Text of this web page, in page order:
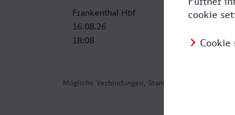
Mögliche Verbindungen, Stand: 2026-08-02 02:54
Frankenthal Hbf
16.08.26
18:08
Dorsten
23:01